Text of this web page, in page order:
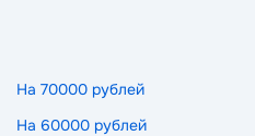
На 70000 рублей
На 60000 рублей